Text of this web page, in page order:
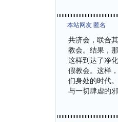
本站网友 匿名
共济会，联合
教会。结果，
这样到达了净
假教会。这样
们身处的时代
与一切肆虐的